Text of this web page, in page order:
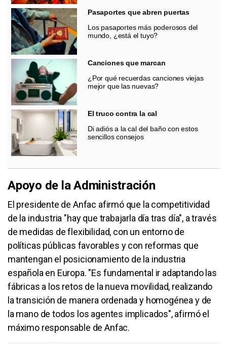
Pasaportes que abren puertas
Los pasaportes más poderosos del
mundo, ¿está el tuyo?
Canciones que marcan
¿Por qué recuerdas canciones viejas
mejor que las nuevas?
El truco contra la cal
Di adiós a la cal del baño con estos
sencillos consejos
Apoyo de la Administración
El presidente de Anfac afirmó que la competitividad
de la industria "hay que trabajarla día tras día", a través
de medidas de flexibilidad, con un entorno de
políticas públicas favorables y con reformas que
mantengan el posicionamiento de la industria
española en Europa. "Es fundamental ir adaptando las
fábricas a los retos de la nueva movilidad, realizando
la transición de manera ordenada y homogénea y de
la mano de todos los agentes implicados", afirmó el
máximo responsable deAnfac.